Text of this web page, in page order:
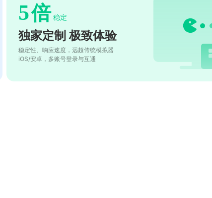
5倍 稳定
独家定制 极致体验
稳定性、响应速度，远超传统模拟器
iOS/安卓，多账号登录与互通